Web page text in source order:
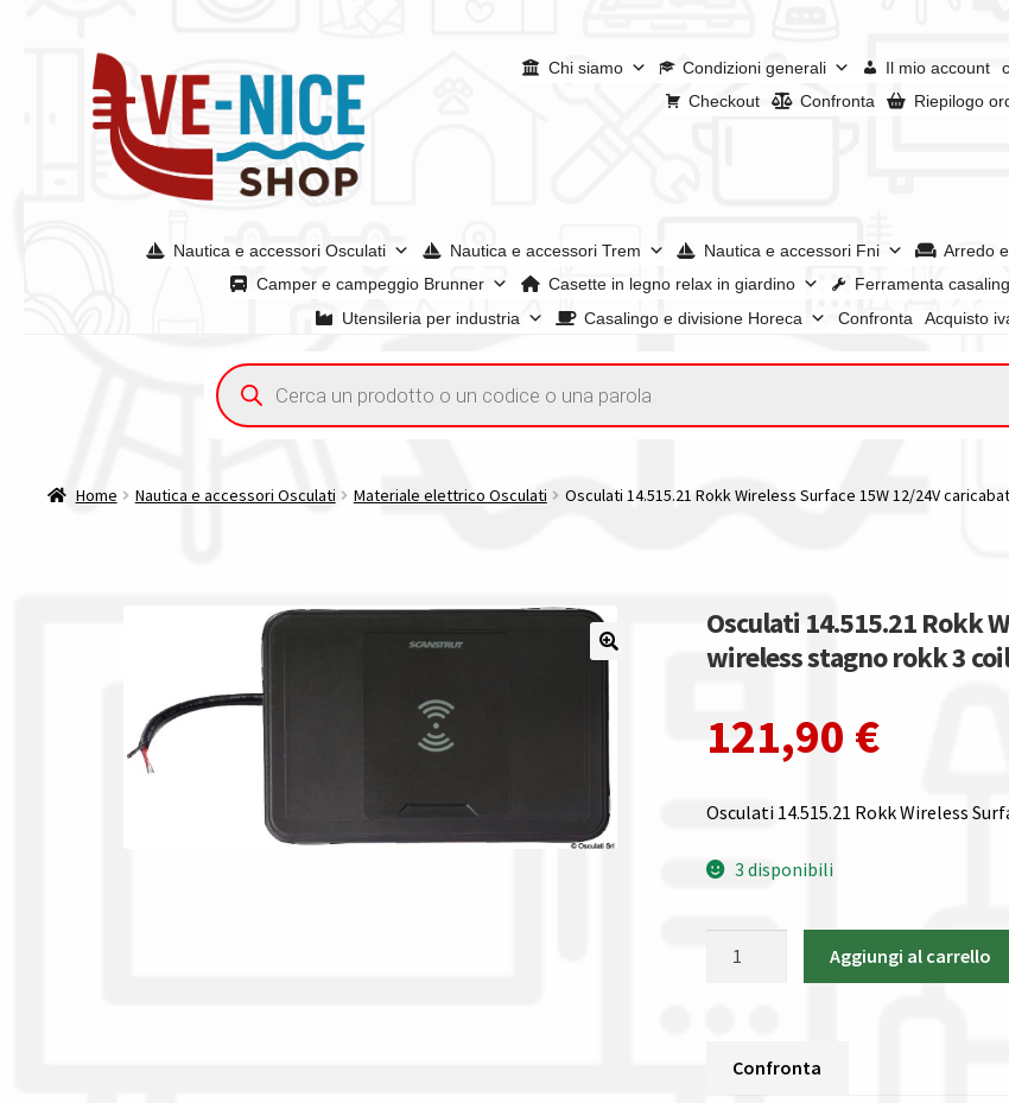
alla
navigazione
contenuto
Chi siamo Condizioni generali Il mio account
Checkout
Confronta Riepilogo
Nautica e accessori Osculati Nautica e accessori Trem Nautica e accessori Fni
Arredo
Camper e campeggio Brunner
Casette in legno relax in giardino
Ferramenta
Utensileria per industria
Casalingo e divisione Horeca Confronta Acquisto
Acquisto iva 4% (agevolata)Chi siamoCondizioni generaliConfrontaConfrontaI nostri negoziRiepilogo
Spedizioni in europaSpedizioni in italiaTutte le categorie dei prodottiWishlistCheckoutIl mio account
Ricerca
prodotti
Home Nautica e accessori Osculati Materiale elettrico Osculati Osculati 14.515.21 Rokk Wireless Surface 15W 12/24V
Osculati 14.515.21 Rokk
wireless stagno rokk 3
121,90 €
Osculati 14.515.21 Rokk Wireless
3 disponibili
Surface
Aggiungi al carrello
Confronta